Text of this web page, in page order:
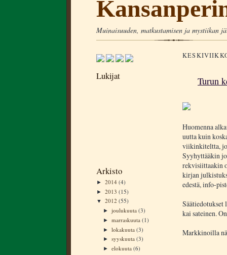
Muinaisuuden, matkustamisen ja mystiikan
Lukijat
Arkisto
► 2014 (4)
► 2013 (15)
▼ 2012 (55)
►joulukuuta(3)
►marraskuuta(1)
►lokakuuta(3)
►syyskuuta(3)
►elokuuta(6)
Turun
Huomenna
uutta kuin
viikinkiteltta,
Syyhyttääkin jo
rekvisiittaakin
kirjan
edestä, info-
Säätiedotukset
kai sateinen.
Markkinoilla